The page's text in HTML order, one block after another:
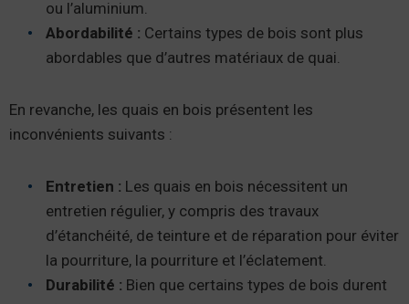
ou l’aluminium.
Abordabilité : Certains types de bois sont plus
abordables que d’autres matériaux de quai.
En revanche, les quais en bois présentent les
inconvénients suivants :
Entretien : Les quais en bois nécessitent un
entretien régulier, y compris des travaux
d’étanchéité, de teinture et de réparation pour éviter
la pourriture, la pourriture et l’éclatement.
Durabilité : Bien que certains types de bois durent